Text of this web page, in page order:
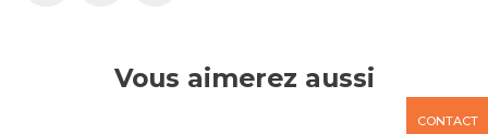
Vous aimerez aussi
CONTACT